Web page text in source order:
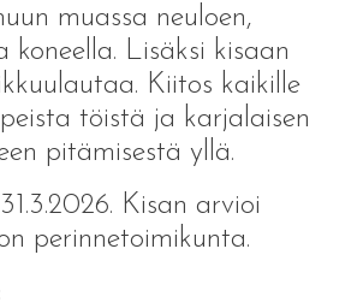
muassa neuloen,
koneella. Lisäksi kisaan
Kiitos kaikille
töistä ja karjalaisen
pitämisestä yllä.
Kisan arvioi
perinnetoimikunta.